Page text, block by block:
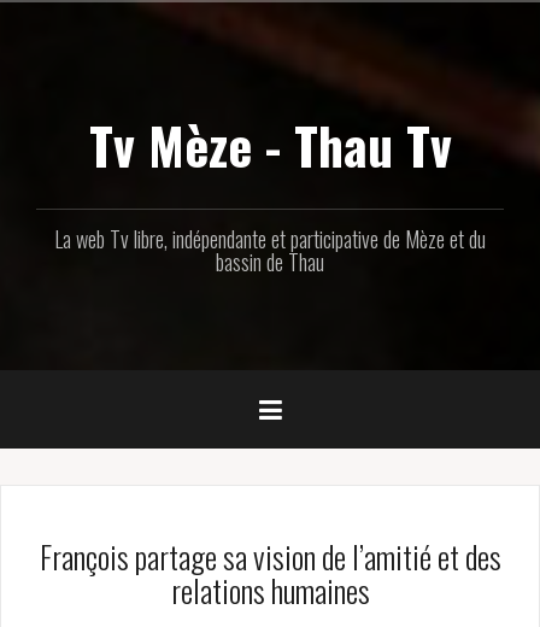
Tv Mèze - Thau Tv
La web Tv libre, indépendante et participative de Mèze et du
bassin de Thau
François partage sa vision de l’amitié et des
relations humaines